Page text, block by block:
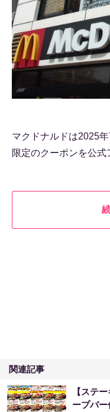
マクドナルドは2025
限定のクーポンを公式
関連記事
【ステ
ープバ